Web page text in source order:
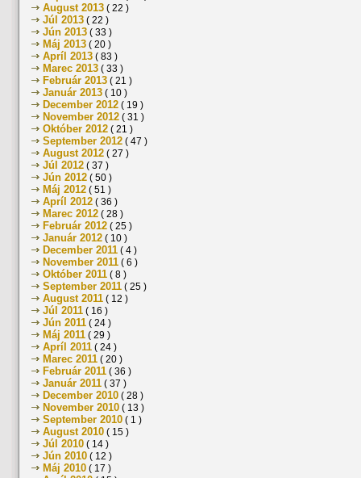
August 2013 ( 22 )
Júl 2013 ( 22 )
Jún 2013 ( 33 )
Máj 2013 ( 20 )
Apríl 2013 ( 83 )
Marec 2013 ( 33 )
Február 2013 ( 21 )
Január 2013 ( 10 )
December 2012 ( 19 )
November 2012 ( 31 )
Október 2012 ( 21 )
September 2012 ( 47 )
August 2012 ( 27 )
Júl 2012 ( 37 )
Jún 2012 ( 50 )
Máj 2012 ( 51 )
Apríl 2012 ( 36 )
Marec 2012 ( 28 )
Február 2012 ( 25 )
Január 2012 ( 10 )
December 2011 ( 4 )
November 2011 ( 6 )
Október 2011 ( 8 )
September 2011 ( 25 )
August 2011 ( 12 )
Júl 2011 ( 16 )
Jún 2011 ( 24 )
Máj 2011 ( 29 )
Apríl 2011 ( 24 )
Marec 2011 ( 20 )
Február 2011 ( 36 )
Január 2011 ( 37 )
December 2010 ( 28 )
November 2010 ( 13 )
September 2010 ( 1 )
August 2010 ( 15 )
Júl 2010 ( 14 )
Jún 2010 ( 12 )
Máj 2010 ( 17 )